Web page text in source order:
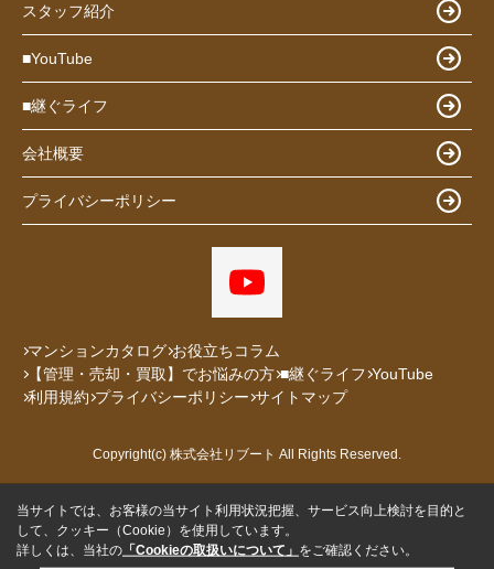
スタッフ紹介
■YouTube
■継ぐライフ
会社概要
プライバシーポリシー
マンションカタログ お役立ちコラム
【管理・売却・買取】でお悩みの方 ■継ぐライフ YouTube
利用規約 プライバシーポリシー サイトマップ
Copyright(c) 株式会社リブート All Rights Reserved.
当サイトでは、お客様の当サイト利用状況把握、サービス向上検討を目的と
して、クッキー（Cookie）を使用しています。
詳しくは、当社の 「Cookieの取扱いについて」 をご確認ください。